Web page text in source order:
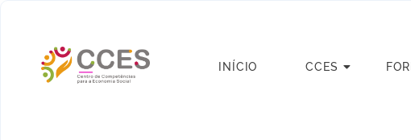
INÍCIO CCES